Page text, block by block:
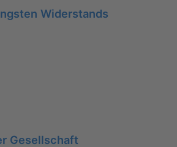
Widerstands
Gesellschaft